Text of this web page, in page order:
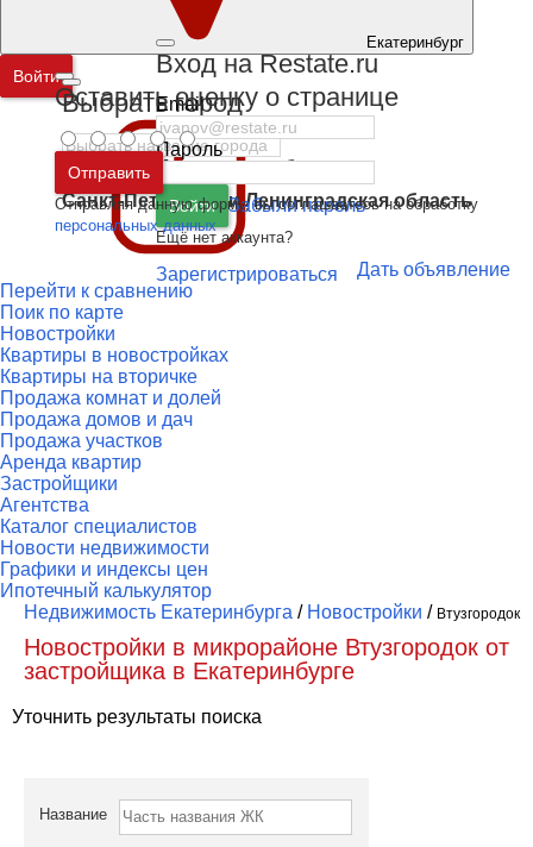
Екатеринбург
Войти
Дать объявление
Перейти к сравнению
Поик по карте
Новостройки
Квартиры в новостройках
Квартиры на вторичке
Продажа комнат и долей
Продажа домов и дач
Продажа участков
Аренда квартир
Застройщики
Агентства
Каталог специалистов
Новости недвижимости
Графики и индексы цен
Ипотечный калькулятор
Выбрать город
Москва и
Московская область
Санкт-Петербург иЛенинградская область
Вход на Restate.ru
Email
Пароль
Войти Забыли пароль
Ещё нет аккаунта?
Зарегистрироваться
Недвижимость Екатеринбурга / Новостройки / Втузгородок
Новостройки в микрорайоне Втузгородок от
застройщика в Екатеринбурге
Уточнить результаты поиска
Название
Оставить оценку о странице
Отправить
Отправляя данную форму, вы соглашаетесь на обработку
персональных данных